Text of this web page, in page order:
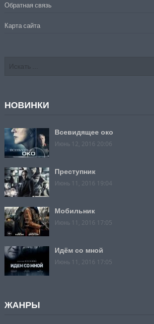
Обратная связь
Карта сайта
НОВИНКИ
Всевидящее око
Июнь 12, 2016 20:06
Преступник
Июнь 11, 2016 19:04
Мобильник
Июнь 11, 2016 17:05
Идём со мной
Июнь 11, 2016 17:05
ЖАНРЫ